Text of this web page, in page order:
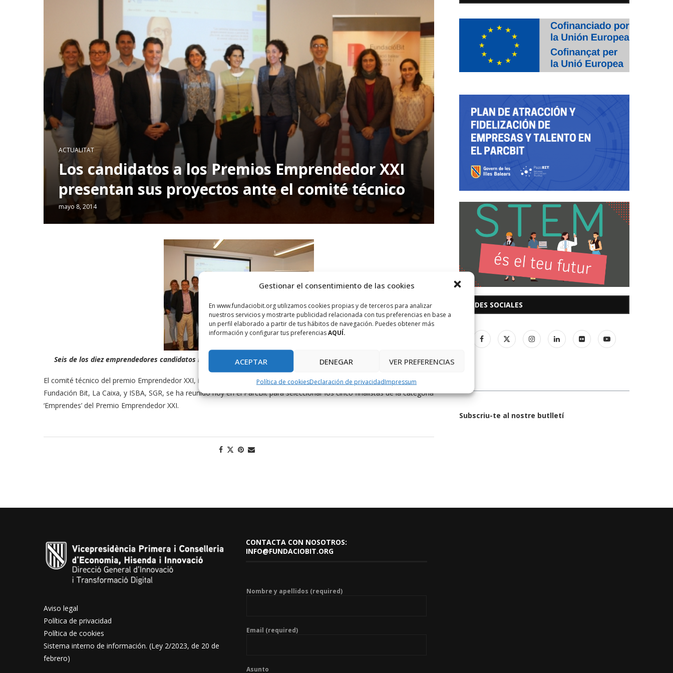
Gestionar el consentimiento de las cookies
En www.fundaciobit.org utilizamos cookies propias y de terceros para analizar
nuestros servicios y mostrarte publicidad relacionada con tus preferencias en base a
un perfil elaborado a partir de tus hábitos de navegación. Puedes obtener más
información y configurar tus preferenciasAQUÍ.
ACEPTAR DENEGAR VER PREFERENCIAS
Política de cookiesDeclaración de privacidadImpressum
ACTUALITAT
Los candidatos a los Premios Emprendedor XXI
presentan sus proyectos ante el comité técnico
mayo 8, 2014
Seis de los diez emprendedores candidatos han gestado sus proyectos a la Incubadora de empresas del ParcBit.
El comité técnico del premio Emprendedor XXI, integrado por miembros del Instituto de Innovación Empresarial (IDI),
Fundación Bit, La Caixa, y ISBA, SGR, se ha reunido hoy en el ParcBit para seleccionar los cinco finalistas de la categoría
‘Emprendes’ del Premio Emprendedor XXI.
REDES SOCIALES
Subscriu-te al nostre butlletí
Aviso legal
Política de privacidad
Política de cookies
Sistema interno de información. (Ley 2/2023, de 20 de
febrero)
CONTACTA CON NOSOTROS:
INFO@FUNDACIOBIT.ORG
Nombre y apellidos (required)
Email (required)
Asunto